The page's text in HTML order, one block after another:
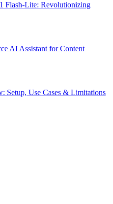
Flash-Lite: Revolutionizing
AI Assistant for Content
Setup, Use Cases & Limitations